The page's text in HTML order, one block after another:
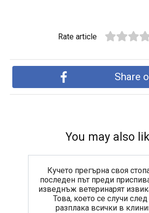
Rate article
Share
You may also
Кучето прегърна своя
последен път преди
изведнъж ветеринарят
Това, което се случи след
разплака всички в